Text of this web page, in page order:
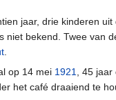
jaar, drie kinderen uit
niet bekend. Twee van
op 14 mei 1921
, 45
het café draaiend te